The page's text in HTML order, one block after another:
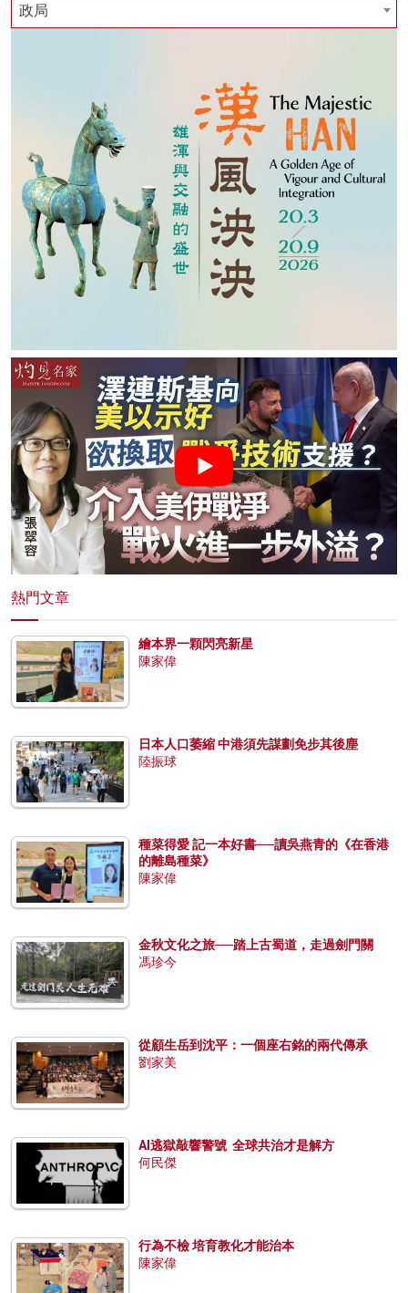
政局
熱門文章
繪本界一顆閃亮新星
陳家偉
日本人口萎縮 中港須先謀劃免步其後塵
陸振球
種菜得愛 記一本好書──讀吳燕青的《在香港
的離島種菜》
陳家偉
金秋文化之旅──踏上古蜀道，走過劍門關
馮珍今
從顧生岳到沈平：一個座右銘的兩代傳承
劉家美
AI逃獄敲響警號 全球共治才是解方
何民傑
行為不檢 培育教化才能治本
陳家偉